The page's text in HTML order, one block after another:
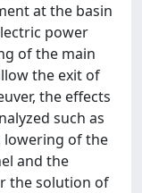
at the basin
power
of the main
the exit of
the effects
such as
lowering of the
and the
the solution of